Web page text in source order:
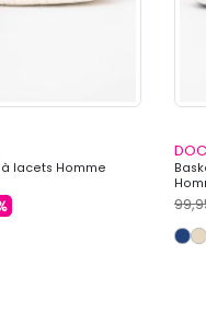
lacets Homme